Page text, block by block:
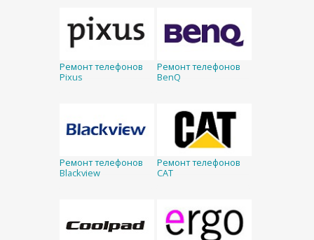
Ремонт телефонов
Pixus
Ремонт телефонов
BenQ
Ремонт телефонов
Blackview
Ремонт телефонов
CAT